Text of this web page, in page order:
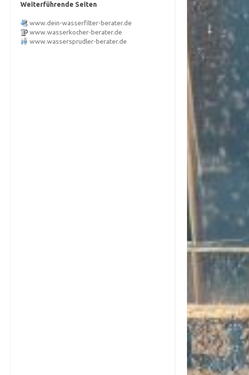
Weiterführende Seiten
www.dein-wasserfilter-berater.de
www.wasserkocher-berater.de
www.wassersprudler-berater.de